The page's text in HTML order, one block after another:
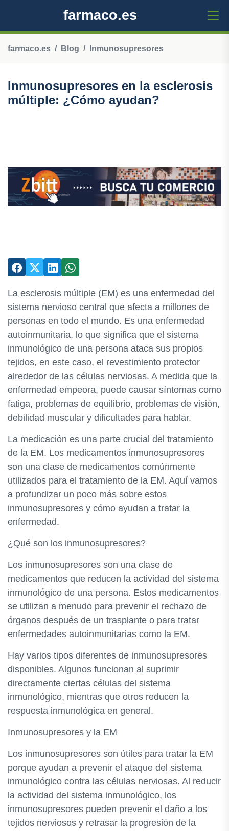
farmaco.es
farmaco.es Blog Inmunosupresores
Inmunosupresores en la esclerosis
múltiple: ¿Cómo ayudan?
La esclerosis múltiple (EM) es una enfermedad del
sistema nervioso central que afecta a millones de
personas en todo el mundo. Es una enfermedad
autoinmunitaria, lo que significa que el sistema
inmunológico de una persona ataca sus propios
tejidos, en este caso, el revestimiento protector
alrededor de las células nerviosas. A medida que la
enfermedad empeora, puede causar síntomas como
fatiga, problemas de equilibrio, problemas de visión,
debilidad muscular y dificultades para hablar.
La medicación es una parte crucial del tratamiento
de la EM. Los medicamentos inmunosupresores
son una clase de medicamentos comúnmente
utilizados para el tratamiento de la EM. Aquí vamos
a profundizar un poco más sobre estos
inmunosupresores y cómo ayudan a tratar la
enfermedad.
¿Qué son los inmunosupresores?
Los inmunosupresores son una clase de
medicamentos que reducen la actividad del sistema
inmunológico de una persona. Estos medicamentos
se utilizan a menudo para prevenir el rechazo de
órganos después de un trasplante o para tratar
enfermedades autoinmunitarias como la EM.
Hay varios tipos diferentes de inmunosupresores
disponibles. Algunos funcionan al suprimir
directamente ciertas células del sistema
inmunológico, mientras que otros reducen la
respuesta inmunológica en general.
Inmunosupresores y la EM
Los inmunosupresores son útiles para tratar la EM
porque ayudan a prevenir el ataque del sistema
inmunológico contra las células nerviosas. Al reducir
la actividad del sistema inmunológico, los
inmunosupresores pueden prevenir el daño a los
tejidos nerviosos y retrasar la progresión de la